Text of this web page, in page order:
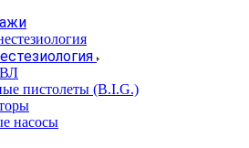
пистолеты (B.I.G.)
насосы